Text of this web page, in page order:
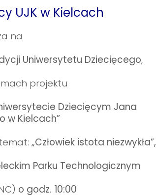
UJK w Kielcach
na
Uniwersytetu Dziecięcego,
projektu
Dziecięcym Jana
w Kielcach”
„Człowiek istota niezwykła”,
Parku Technologicznym
o godz. 10:00